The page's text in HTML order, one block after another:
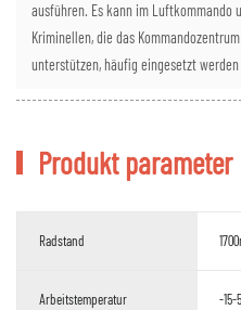
ausführen. Es kann im Luftkommando
Kriminellen, die das
unterstützen, häufig eingesetzt werden
Produkt parameter
Radstand
Arbeitstemperatur -